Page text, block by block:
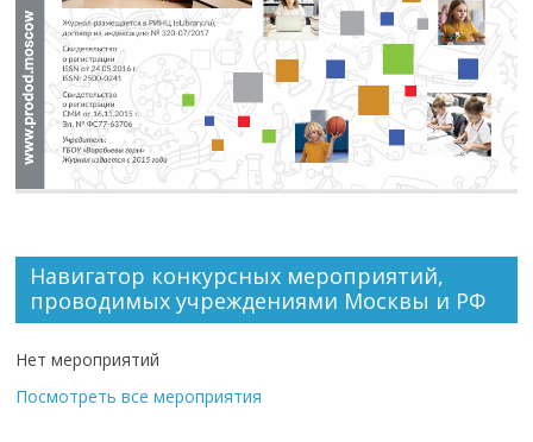
Навигатор конкурсных мероприятий,
проводимых учреждениями Москвы и РФ
Нет мероприятий
Посмотреть все мероприятия